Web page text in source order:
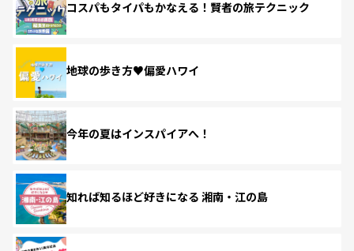
コスパもタイパもかなえる！賢者の旅テクニック
地球の歩き方♥偏愛ハワイ
今年の夏はインスパイアへ！
知れば知るほど好きになる 湘南・江の島